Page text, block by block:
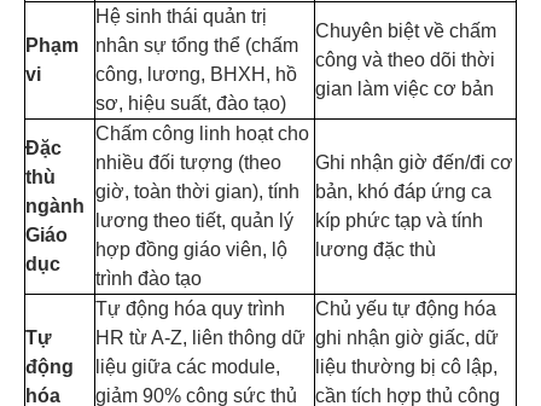
Phạm
vi
Hệ sinh thái quản trị
nhân sự tổng thể (chấm
công, lương, BHXH, hồ
sơ, hiệu suất, đào tạo)
Chuyên biệt về chấm
công và theo dõi thời
gian làm việc cơ bản
Đặc
thù
ngành
Giáo
dục
Chấm công linh hoạt cho
nhiều đối tượng (theo
giờ, toàn thời gian), tính
lương theo tiết, quản lý
hợp đồng giáo viên, lộ
trình đào tạo
Ghi nhận giờ đến/đi cơ
bản, khó đáp ứng ca
kíp phức tạp và tính
lương đặc thù
Tự
động
hóa
Tự động hóa quy trình
HR từ A-Z, liên thông dữ
liệu giữa các module,
giảm 90% công sức thủ
Chủ yếu tự động hóa
ghi nhận giờ giấc, dữ
liệu thường bị cô lập,
cần tích hợp thủ công